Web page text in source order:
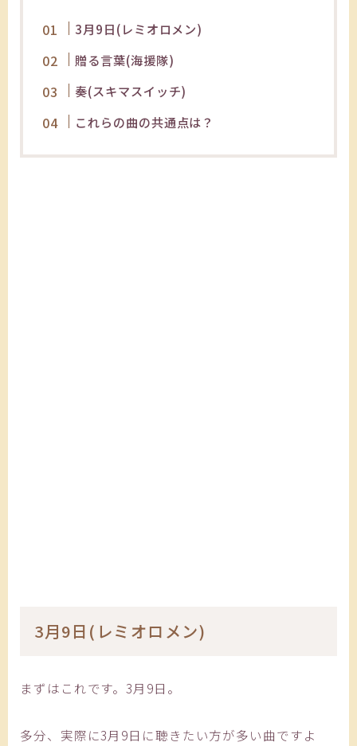
3月9日(レミオロメン)
贈る言葉(海援隊)
奏(スキマスイッチ)
これらの曲の共通点は？
3月9日(レミオロメン)
まずはこれです。3月9日。
多分、実際に3月9日に聴きたい方が多い曲ですよ